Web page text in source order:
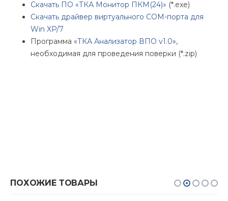
Скачать ПО «ТКА Монитор ПКМ(24)» (*.exe)
Скачать драйвер виртуального COM-порта для
Win XP/7
Программа «ТКА Анализатор ВПО v1.0»,
необходимая для проведения поверки (*.zip)
ПОХОЖИЕ ТОВАРЫ